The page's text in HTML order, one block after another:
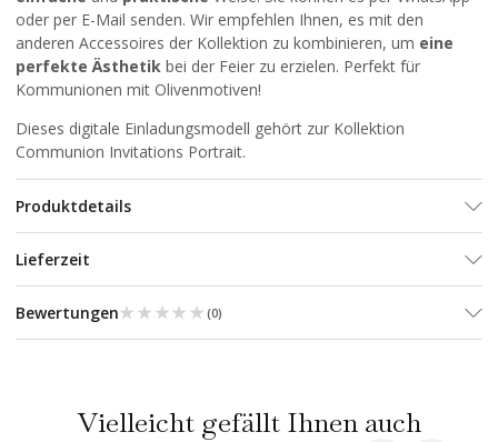
oder per E-Mail senden. Wir empfehlen Ihnen, es mit den
anderen Accessoires der Kollektion zu kombinieren, um eine
perfekte Ästhetik bei der Feier zu erzielen. Perfekt für
Kommunionen mit Olivenmotiven!
Dieses digitale Einladungsmodell gehört zur Kollektion
Communion Invitations Portrait.
Produktdetails
Lieferzeit
Bewertungen★★★★★
★★★★★ (0)
Vielleicht gefällt Ihnen auch